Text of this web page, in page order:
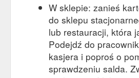
W sklepie: zanieś
do sklepu
lub restauracji, która
Podejdź do
kasjera i poproś o
sprawdzeniu salda.